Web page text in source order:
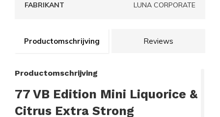
Productomschrijving Reviews
Productomschrijving
77 VB Edition Mini Liquorice &
Citrus Extra Strong
FABRIKANT LUNA CORPORATE